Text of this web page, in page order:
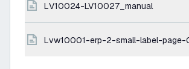
LV10024-LV10027_manual
lvw10001-erp-2-small-label-page-